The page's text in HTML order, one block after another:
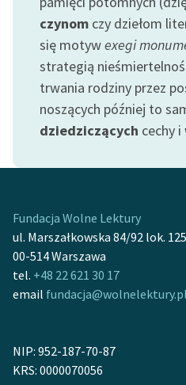
Deklaracja dostępności
czynom czy dziełom
się motywexegi
strategią
trwania rodziny przez
noszących później to
dziedziczących cechy i
Fundacja Wolne Lektury
ul. Marszałkowska 84/92 lok. 125
00-514 Warszawa
tel. +48 22 621 30 17
email fundacja@wolnelektury.pl
NIP: 952-187-70-87
KRS: 0000070056